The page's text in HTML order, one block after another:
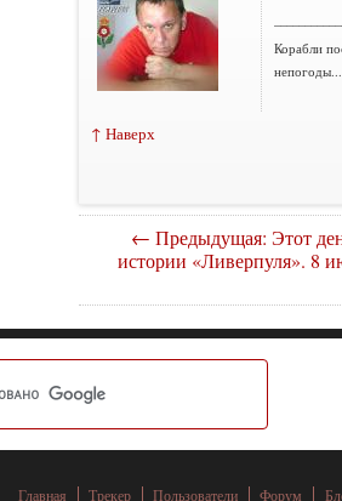
Корабли
↑ Наверх
← Предыдущая: Этот
истории «Ливерпуля». 8
Главная Трекер Пользователи Форум